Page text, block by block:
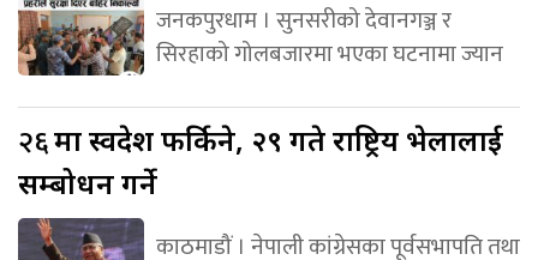
जनकपुरधाम । सुनसरीको देवानगञ्ज र
सिरहाको गोलबजारमा भएका घटनामा ज्यान
२६मा स्वदेश फर्किने, २९ गते राष्ट्रिय भेलालाई
सम्बोधन गर्ने
काठमाडौं । नेपाली कांग्रेसका पूर्वसभापति तथा